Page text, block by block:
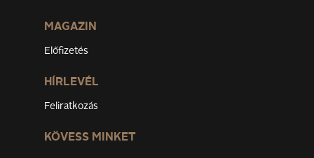
MAGAZIN
Előfizetés
HÍRLEVÉL
Feliratkozás
KÖVESS MINKET